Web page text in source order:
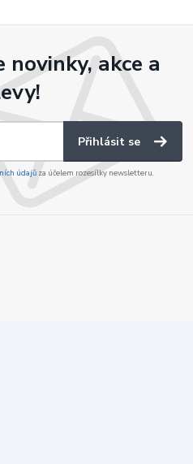
akce a
Přihlásit se
údajůza účelem rozesílky newsletteru.